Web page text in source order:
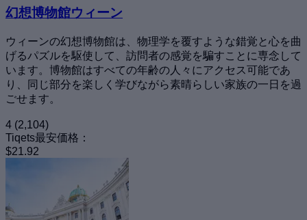
幻想博物館ウィーン
ウィーンの幻想博物館は、物理学を覆すような錯覚と心を曲
げるパズルを駆使して、訪問者の感覚を騙すことに専念して
います。博物館はすべての年齢の人々にアクセス可能であ
り、同じ部分を楽しく学びながら素晴らしい家族の一日を過
ごせます。
4 (2,104)
Tiqets最安価格：
$21.92